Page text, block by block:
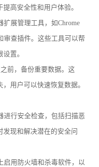
高安全性和用户体验。
展管理工具，如Chrome
审查插件。这些工具可以帮
置。
前，备份重要数据。这
用户可以快速恢复数据。
进行安全检查，包括扫描恶
现和解决潜在的安全问
启用防火墙和杀毒软件，以